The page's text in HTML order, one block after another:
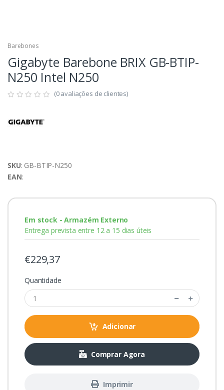
Barebones
Gigabyte Barebone BRIX GB-BTIP-
N250 Intel N250
(0 avaliações de clientes)
SKU: GB-BTIP-N250
EAN:
Em stock - Armazém Externo
Entrega prevista entre 12 a 15 dias úteis
€229,37
Quantidade
Adicionar
Comprar Agora
Imprimir